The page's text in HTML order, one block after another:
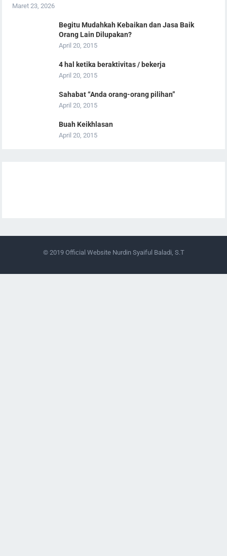
Maret 23, 2026
Begitu Mudahkah Kebaikan dan Jasa Baik
Orang Lain Dilupakan?
April 20, 2015
4 hal ketika beraktivitas / bekerja
April 20, 2015
Sahabat “Anda orang-orang pilihan”
April 20, 2015
Buah Keikhlasan
April 20, 2015
© 2019 Official Website Nurdin Syaiful Baladi, S.T